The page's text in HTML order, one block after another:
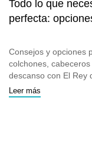
Todo lo que
perfecta:
Consejos y opciones
colchones,
descanso con El Rey
Leer más